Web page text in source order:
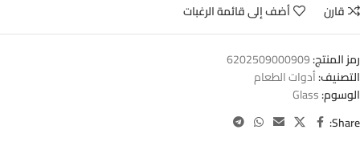
قارن
أضف إلى قائمة الرغبات
رمز المنتج:6202509000909
التصنيف:أدوات الطعام
الوسوم:Glass
Share: